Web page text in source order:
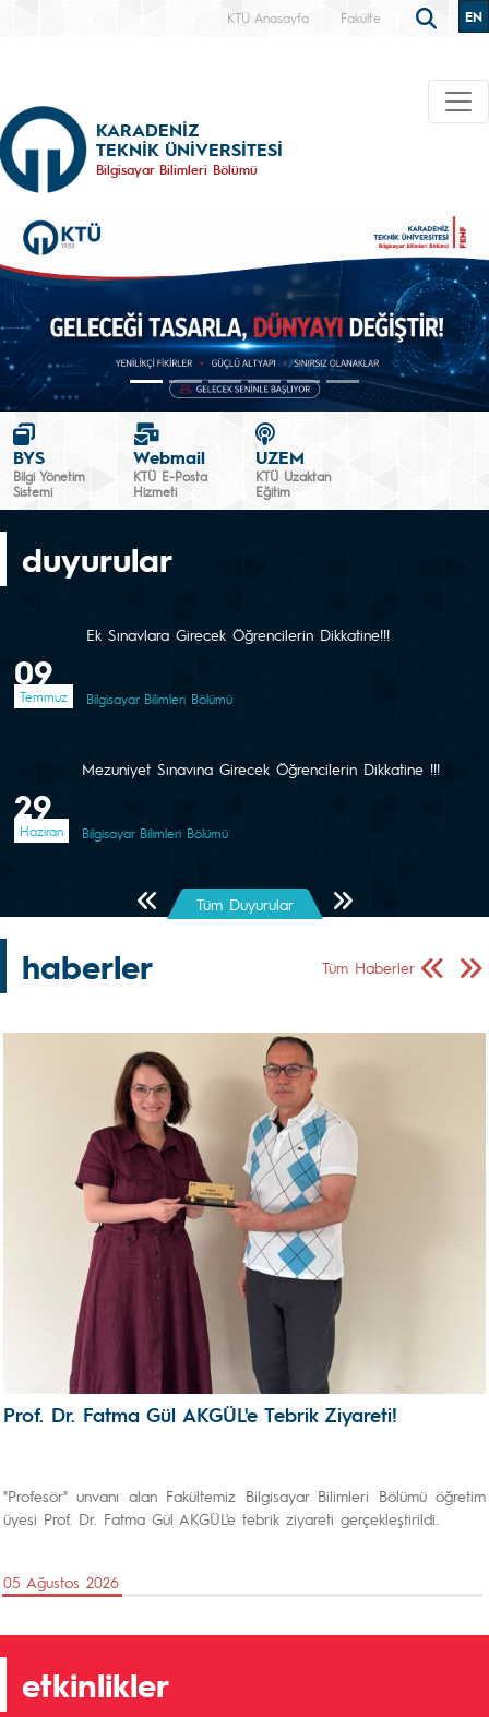
KTÜ Anasayfa Fakülte EN
KARADENİZ
TEKNİK ÜNİVERSİTESİ
Bilgisayar Bilimleri Bölümü
BYS
Bilgi Yönetim
Sistemi
Webmail
KTÜ E-Posta
Hizmeti
UZEM
KTÜ Uzaktan
Eğitim
duyurular
09
Temmuz
Ek Sınavlara Girecek Öğrencilerin Dikkatine!!!
Bilgisayar Bilimleri Bölümü
29
Haziran
Mezuniyet Sınavına Girecek Öğrencilerin Dikkatine !!!
Bilgisayar Bilimleri Bölümü
Önceki SayfaTüm Duyurular Sonraki Sayfa
haberler Tüm Haberler
Önceki
Prof. Dr. Fatma Gül AKGÜL'e Tebrik Ziyareti!
"Profesör" unvanı alan Fakültemiz Bilgisayar Bilimleri Bölümü öğretim
üyesi Prof. Dr. Fatma Gül AKGÜL'e tebrik ziyareti gerçekleştirildi.
05 Ağustos 2026
etkinlikler